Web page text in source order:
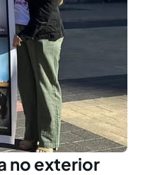
no exterior